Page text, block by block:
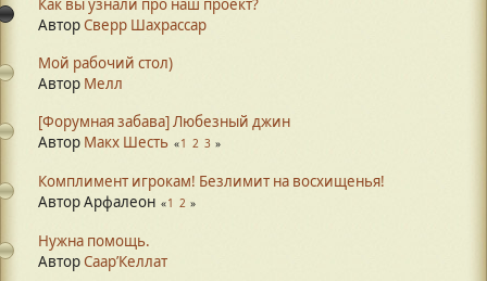
Как вы узнали про наш проект?
АвторСверр Шахрассар
Мой рабочий стол)
Автор Мелл
[Форумная забава] Любезный джин
Автор Макх Шесть 1 2 3
Комплимент игрокам! Безлимит на восхищенья!
Автор Арфалеон
1 2
Нужна помощь.
АвторСаар’Келлат